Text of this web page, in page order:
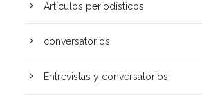
Artí­culos periodísticos
conversatorios
Entrevistas y conversatorios